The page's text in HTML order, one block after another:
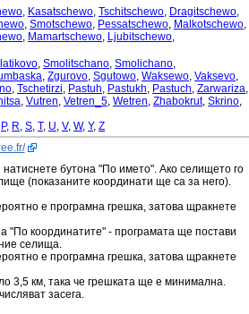
, Kasatschewo, Tschitschewo, Dragitschewo,
, Smotschewo, Pessatschewo, Malkotschewo,
, Mamartschewo, Ljubitschewo,
, Smolitschano, Smolichano,
, Zgurovo, Sgutowo, Waksewo, Vaksevo,
, Tschetirzi, Pastuh, Pastukh, Pastuch, Zarwariza,
, Vutren, Vetren_5, Wetren, Zhabokrut, Skrino,
P, R, S, T, U, V, W, Y, Z
бутона "По името". Ако селището го
(показаните координати ще са за него).
е програмна грешка, затова щракнете
"По координатите" - програмата ще постави
селища.
е програмна грешка, затова щракнете
3,5 км, така че грешката ще е минимална.
засега.